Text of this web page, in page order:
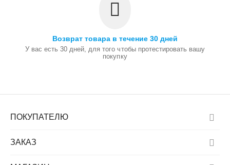
Возврат товара в течение 30 дней
У вас есть 30 дней, для того чтобы протестировать вашу
покупку
ПОКУПАТЕЛЮ
ЗАКАЗ